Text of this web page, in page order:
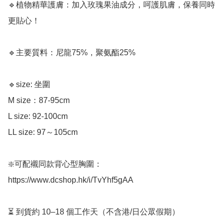
🔹植物精華護膚：加入玫瑰果油成分，呵護肌膚，保養同時
更貼心！
🔹主要質料：尼龍75%，聚氨酯25%
🔹size: 坐圍
M size：87-95cm
L size: 92-100cm﻿
LL size: 97～105cm
❇️可配襯同款背心型胸圍：
https://www.dcshop.hk/i/TvYhf5gAA
⏳ 到貨約 10–18 個工作天（不含港/日公眾假期）